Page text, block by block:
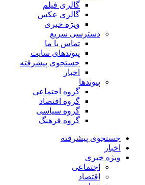
گالری فیلم
گالری عکس
ویژه خبری
دسترسی سریع
تماس با ما
پیوندهای سایت
جستجوی پیشرفته
اخبار
پیوندها
گروه اجتماعی
گروه اقتصاد
گروه سیاسی
گروه فرهنگ
جستجوی پیشرفته
اخبار
ویژه خبری
اجتماعی
اقتصاد